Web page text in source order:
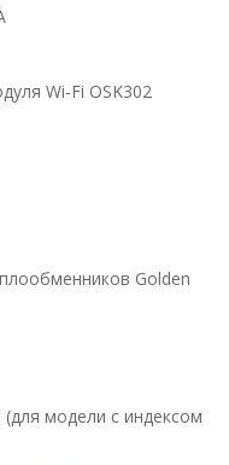
Wi-Fi OSK302
Golden
модели с индексом